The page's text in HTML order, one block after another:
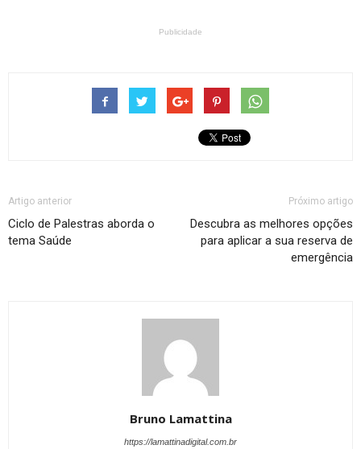
Publicidade
Artigo anterior
Ciclo de Palestras aborda o
tema Saúde
Próximo artigo
Descubra as melhores opções
para aplicar a sua reserva de
emergência
Bruno Lamattina
https://lamattinadigital.com.br